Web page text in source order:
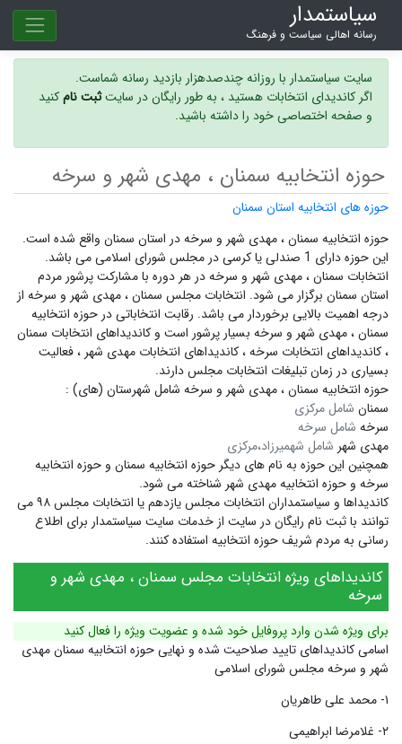
سیاستمدار
رسانه اهالی سیاست و فرهنگ
سایت سیاستمدار با روزانه چندصدهزار بازدید رسانه شماست.
اگر کاندیدای انتخابات هستید ، به طور رایگان در سایتثبت نامکنید
و صفحه اختصاصی خود را داشته باشید.
حوزه انتخابیه سمنان ، مهدی شهر و سرخه
حوزه های انتخابیه استان سمنان
حوزه انتخابیه سمنان ، مهدی شهر و سرخه در استان سمنان واقع شده است.
این حوزه دارای 1 صندلی یا کرسی در مجلس شورای اسلامی می باشد.
انتخابات سمنان ، مهدی شهر و سرخه در هر دوره با مشارکت پرشور مردم
استان سمنان برگزار می شود. انتخابات مجلس سمنان ، مهدی شهر و سرخه از
درجه اهمیت بالایی برخوردار می باشد. رقابت انتخاباتی در حوزه انتخابیه
سمنان ، مهدی شهر و سرخه بسیار پرشور است و کاندیداهای انتخابات سمنان
،کاندیداهای انتخابات سرخه ،کاندیداهای انتخابات مهدی شهر ،فعالیت
بسیاری در زمان تبلیغات انتخابات مجلس دارند.
حوزه انتخابیه سمنان ، مهدی شهر و سرخه شامل شهرستان (های) :
سمنان شامل مرکزی
سرخه شامل سرخه
مهدی شهر شامل شهمیرزاد،مرکزی
همچنین این حوزه به نام های دیگر حوزه انتخابیه سمنان و حوزه انتخابیه
سرخه و حوزه انتخابیه مهدی شهر شناخته می شود.
کاندیداها و سیاستمداران انتخابات مجلس یازدهم یا انتخابات مجلس ۹۸ می
توانند با ثبت نام رایگان در سایت از خدمات سایت سیاستمدار برای اطلاع
رسانی به مردم شریف حوزه انتخابیه استفاده کنند.
کاندیداهای ویژه انتخابات مجلس سمنان ، مهدی شهر و
سرخه
برای ویژه شدن وارد پروفایل خود شده و عضویت ویژه را فعال کنید
اسامی کاندیداهای تایید صلاحیت شده و نهایی حوزه انتخابیه سمنان مهدی
شهر و سرخه مجلس شورای اسلامی
۱- محمد علی طاهریان
۲- غلامرضا ابراهیمی